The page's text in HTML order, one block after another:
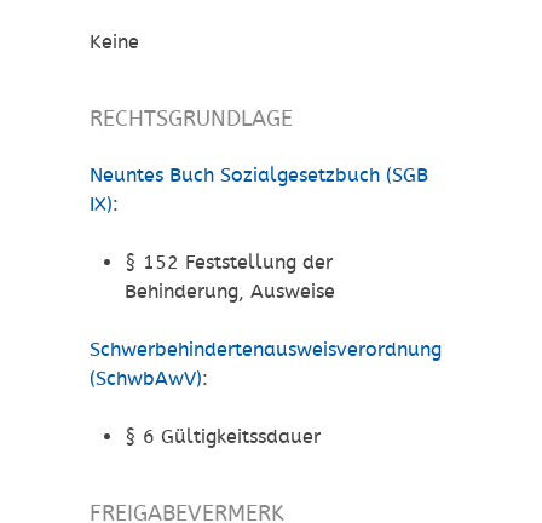
Keine
RECHTSGRUNDLAGE
Neuntes Buch Sozialgesetzbuch (SGB
IX):
§ 152 Feststellung der
Behinderung, Ausweise
Schwerbehindertenausweisverordnung
(SchwbAwV):
§ 6 Gültigkeitssdauer
FREIGABEVERMERK